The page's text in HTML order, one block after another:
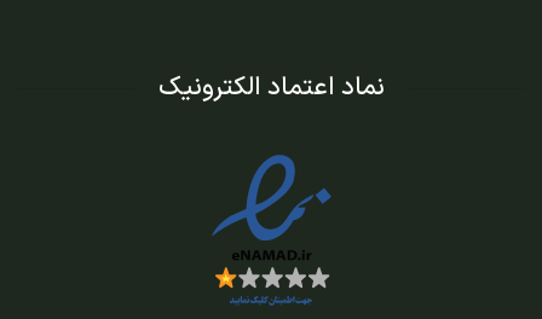
نماد اعتماد الکترونیک